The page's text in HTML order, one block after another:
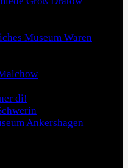
Museum Waren
di!
Ankershagen